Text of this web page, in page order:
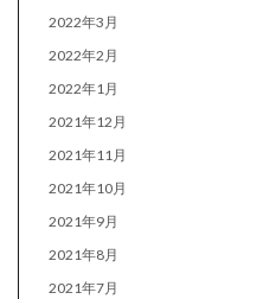
2022年3月
2022年2月
2022年1月
2021年12月
2021年11月
2021年10月
2021年9月
2021年8月
2021年7月